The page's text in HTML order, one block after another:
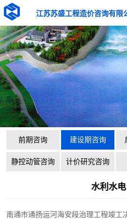
江苏苏盛工程造价咨询有限
前期咨询 建设期咨询
静控动管咨询 计价研究咨询
水利水电
南通市通扬运河海安段治理工程竣工